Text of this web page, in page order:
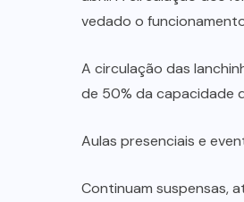
vedado o
A circulação das
de 50% da capacidade
Aulas presenciais e
Continuam suspensas,